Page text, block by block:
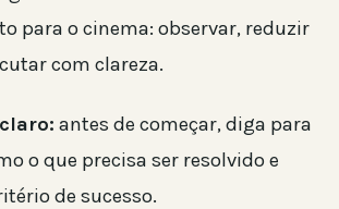
para o cinema: observar, reduzir
com clareza.
antes de começar, diga para
o que precisa ser resolvido e
de sucesso.